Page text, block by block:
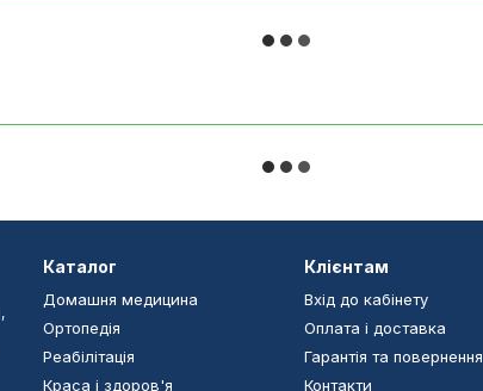
Каталог
Домашня медицина
Ортопедія
Реабілітація
Краса і здоров'я
Клієнтам
Вхід до кабінету
Оплата і доставка
Гарантія та повернення
Контакти